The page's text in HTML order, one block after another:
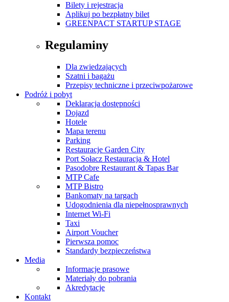
Bilety i rejestracja
Aplikuj po bezpłatny bilet
GREENPACT STARTUP STAGE
Regulaminy
Dla zwiedzających
Szatni i bagażu
Przepisy techniczne i przeciwpożarowe
Podróż i pobyt
Deklaracja dostępności
Dojazd
Hotele
Mapa terenu
Parking
Restauracje Garden City
Port Sołacz Restauracja & Hotel
Pasodobre Restaurant & Tapas Bar
MTP Cafe
MTP Bistro
Bankomaty na targach
Udogodnienia dla niepełnosprawnych
Internet Wi-Fi
Taxi
Airport Voucher
Pierwsza pomoc
Standardy bezpieczeństwa
Media
Informacje prasowe
Materiały do pobrania
Akredytacje
Kontakt